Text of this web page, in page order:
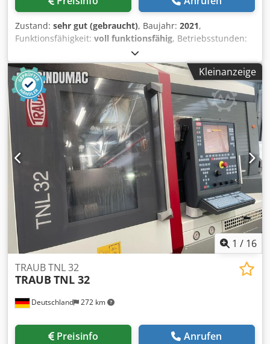
Zustand: sehr gut (gebraucht), Baujahr: 2021,
Funktionsfähigkeit: voll funktionsfähig, Betriebsstunden:
, Amada HFE M2 5012 Abkantpresse (2021) Hersteller:
Amada Typ: HFE M2 5012 Abkantpresse Zustand:
gebraucht, unter Strom in Produktion Baujahr: 10/2020
Einschaltstunden 6830h Arbeitsstunden: 417h (wird noch
eingesetzt) Presskraft (kN) 500 Pressbalkenlänge (mm) 1270
Durchgang zwischen den Maschinenständern (mm) 1035 1
Hub (mm) 150 Öffnungsweite ohne Stempelhalter (mm)
480 Ausladung (mm) 100 Dkedpfx Ajy Twk Hjnrer
Arbeitshöhe (mm) 920 Arbeitsgeschwindigkeit (mm/sec) 15
Zustellgeschwindigkeit (mm/sec) 185
Öffnungsgeschwindigkeit (mm/sec) 185 Abmessungen:
Länge (mm) 2585 Breite (mm) 2190 Höhe (mm) 2420
Gewicht (kg) 3600 Video verfügbar.
Kleinanzeige
1 / 16
Deutschland 272 km
TRAUB TNL 32
TRAUB TNL 32
Preisinfo Anrufen